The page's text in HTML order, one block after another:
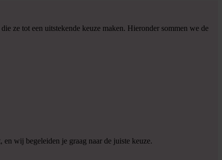
ze tot een uitstekende keuze maken. Hieronder sommen we de
wij begeleiden je graag naar de juiste keuze.